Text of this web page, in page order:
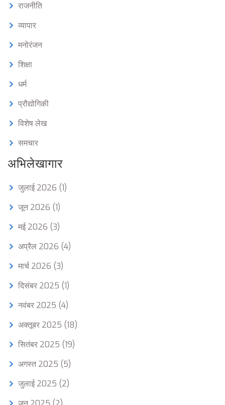
राजनीति
व्यापार
मनोरंजन
शिक्षा
धर्म
प्रौद्योगिकी
विशेष लेख
समचार
अभिलेखागार
जुलाई 2026 (1)
जून 2026 (1)
मई 2026 (3)
अप्रैल 2026 (4)
मार्च 2026 (3)
दिसंबर 2025 (1)
नवंबर 2025 (4)
अक्तूबर 2025 (18)
सितंबर 2025 (19)
अगस्त 2025 (5)
जुलाई 2025 (2)